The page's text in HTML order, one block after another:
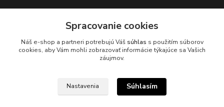
045/671 63 50
axuspneu@gmail.com
Spracovanie cookies
Náš e-shop a partneri potrebujú Váš súhlas s použitím súborov
cookies, aby Vám mohli zobrazovať informácie týkajúce sa Vašich
záujmov.
Nastavenia Súhlasím